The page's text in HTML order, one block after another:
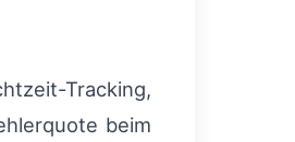
Tracking,
beim